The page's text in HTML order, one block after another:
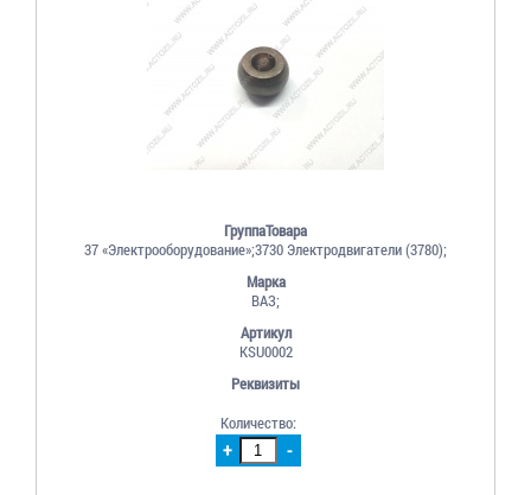
ГруппаТовара
37 «Электрооборудование»;3730 Электродвигатели (3780);
Марка
ВАЗ;
Артикул
KSU0002
Реквизиты
+ -
Количество: